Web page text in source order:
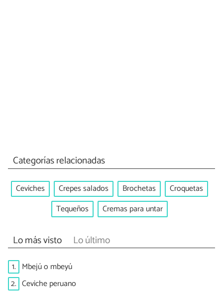
Categorías relacionadas
Ceviches Crepes salados Brochetas
Croquetas
Tequeños
Cremas para untar
Lo más visto Lo último
1. Mbejú o mbeyú
2. Ceviche peruano